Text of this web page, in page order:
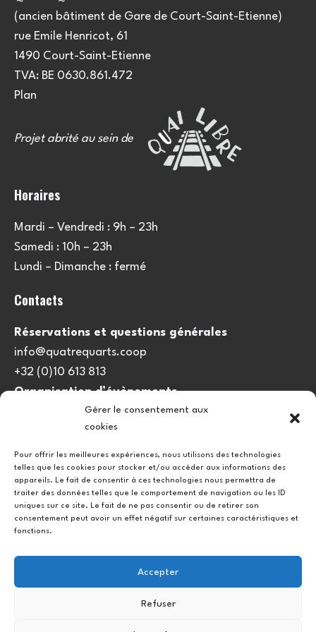
Gérer le consentement aux
cookies
Pour offrir les meilleures expériences, nous utilisons des technologies
telles que les cookies pour stocker et/ou accéder aux informations des
appareils. Le fait de consentir à ces technologies nous permettra de
traiter des données telles que le comportement de navigation ou les ID
uniques sur ce site. Le fait de ne pas consentir ou de retirer son
consentement peut avoir un effet négatif sur certaines caractéristiques et
fonctions.
Accepter
Refuser
(ancien bâtiment de Gare de Court-Saint-Etienne)
rue Emile Henricot, 61
1490 Court-Saint-Etienne
TVA: BE 0630.861.472
Plan
Projet abrité au sein de
Horaires
Mardi – Vendredi : 9h – 23h
Samedi : 10h – 23h
Lundi – Dimanche : fermé
Contacts
Réservations et questions générales
info@quatrequarts.coop
+32 (0)10 613 813
Organisation d’évènements
viedulieu@quatrequarts.coop
Politique de cookies (UE)